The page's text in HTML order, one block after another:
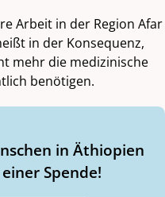
Arbeit in der Region Afar
in der Konsequenz,
mehr die medizinische
benötigen.
in Äthiopien
Spende!